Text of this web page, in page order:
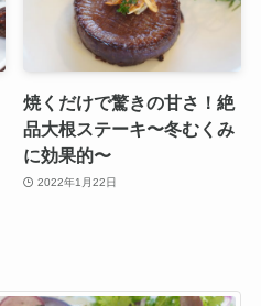
焼くだけで驚きの甘さ！絶
品大根ステーキ〜冬むくみ
に効果的〜
2022年1月22日